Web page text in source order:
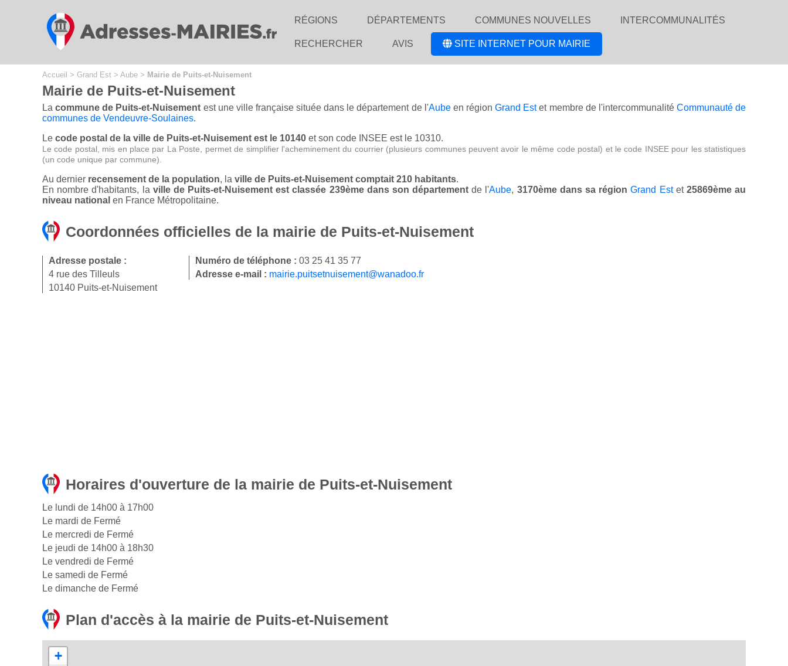
RÉGIONS DÉPARTEMENTS COMMUNES NOUVELLES INTERCOMMUNALITÉS
RECHERCHER AVIS SITE INTERNET POUR MAIRIE
Accueil > Grand Est > Aube > Mairie de Puits-et-Nuisement
Mairie de Puits-et-Nuisement
Lacommune de Puits-et-Nuisement est une ville française située dans le département de l'Aubeen régionGrand Estet membre de l'intercommunalité Communauté de
communes de Vendeuvre-Soulaines.
Le code postal de la ville de Puits-et-Nuisement est le 10140 et son code INSEE est le 10310.
Le code postal, mis en place par La Poste, permet de simplifier l'acheminement du courrier (plusieurs communes peuvent avoir le même code postal) et le code INSEE pour les statistiques
(un code unique par commune).
Au dernier recensement de la population, la ville de Puits-et-Nuisement comptait 210 habitants.
En nombre d'habitants, la ville de Puits-et-Nuisement est classée 239ème dans son département de l'Aube, 3170ème dans sa région Grand Estet 25869ème au
niveau national en France Métropolitaine.
Coordonnées officielles de la mairie de Puits-et-Nuisement
Adresse postale :
4 rue des Tilleuls
10140 Puits-et-Nuisement
Numéro de téléphone : 03 25 41 35 77
Adresse e-mail : mairie.puitsetnuisement@wanadoo.fr
Horaires d'ouverture de la mairie de Puits-et-Nuisement
Le lundi de 14h00 à 17h00
Le mardi de Fermé
Le mercredi de Fermé
Le jeudi de 14h00 à 18h30
Le vendredi de Fermé
Le samedi de Fermé
Le dimanche de Fermé
Plan d'accès à la mairie de Puits-et-Nuisement
+